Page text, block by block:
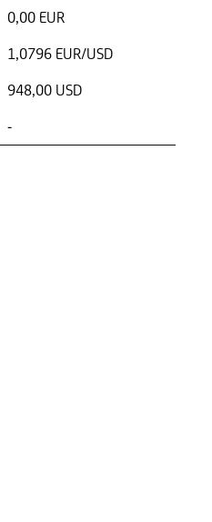
0,00 EUR
1,0796 EUR/USD
948,00 USD
-